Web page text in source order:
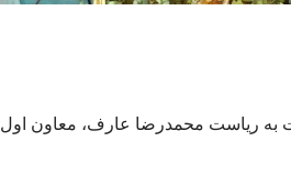
به ریاست محمدرضا عارف، معاون اول